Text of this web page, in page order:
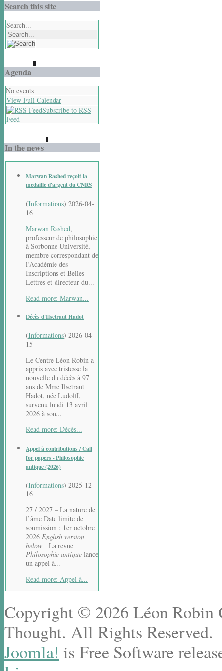
Search this site
Search...
Agenda
No events
View Full Calendar
Subscribe to RSS
Feed
In the news
Marwan Rashed reçoit la
médaille d'argent du CNRS
(Informations) 2026-04-
16
Marwan Rashed,
professeur de philosophie
à Sorbonne Université,
membre correspondant de
l’Académie des
Inscriptions et Belles-
Lettres et directeur du...
Read more: Marwan...
Décès d'Ilsetraut Hadot
(Informations) 2026-04-
15
Le Centre Léon Robin a
appris avec tristesse la
nouvelle du décès à 97
ans de Mme Ilsetraut
Hadot, née Ludolff,
survenu lundi 13 avril
2026 à son...
Read more: Décès...
Appel à contributions / Call
for papers - Philosophie
antique (2026)
(Informations) 2025-12-
16
27 / 2027 – La nature de
l’âme Date limite de
soumission : 1er octobre
2026 English version
below La revue
Philosophie antique lance
un appel à...
Read more: Appel à...
Copyright © 2026 Léon Robin
Thought. All Rights Reserved.
Joomla! is Free Software